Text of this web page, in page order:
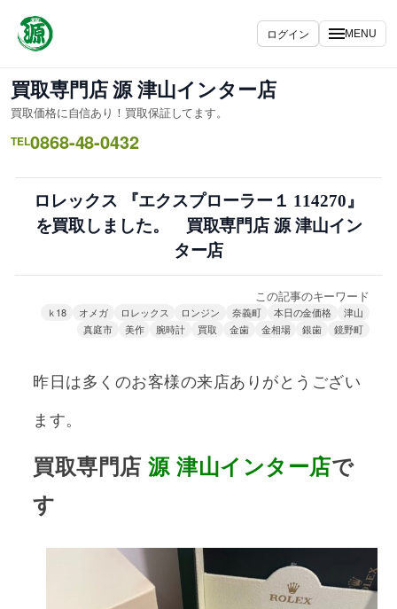
ス
キ
ッ
プ
ログイン MENU
買取専門店 源 津山インター店
買取価格に自信あり！買取保証してます。
TEL0868-48-0432
ロレックス 『エクスプローラー１ 114270』
を買取しました。 買取専門店 源 津山イン
ター店
この記事のキーワード
ｋ18 オメガ ロレックス ロンジン 奈義町 本日の金価格
津山
真庭市
美作 腕時計 買取 金歯 金相場 銀歯 鏡野町
昨日は多くのお客様の来店ありがとうござい
ます。
買取専門店 源 津山インター店で
す